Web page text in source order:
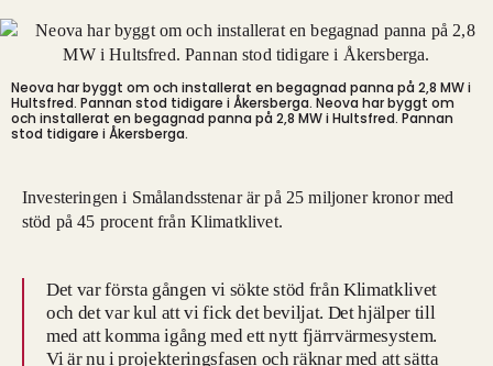
Neova har byggt om och installerat en begagnad panna på 2,8 MW i
Hultsfred. Pannan stod tidigare i Åkersberga. Neova har byggt om
och installerat en begagnad panna på 2,8 MW i Hultsfred. Pannan
stod tidigare i Åkersberga.
Investeringen i Smålandsstenar är på 25 miljoner kronor med
stöd på 45 procent från Klimatklivet.
Det var första gången vi sökte stöd från Klimatklivet
och det var kul att vi fick det beviljat. Det hjälper till
med att komma igång med ett nytt fjärrvärmesystem.
Vi är nu i projekteringsfasen och räknar med att sätta